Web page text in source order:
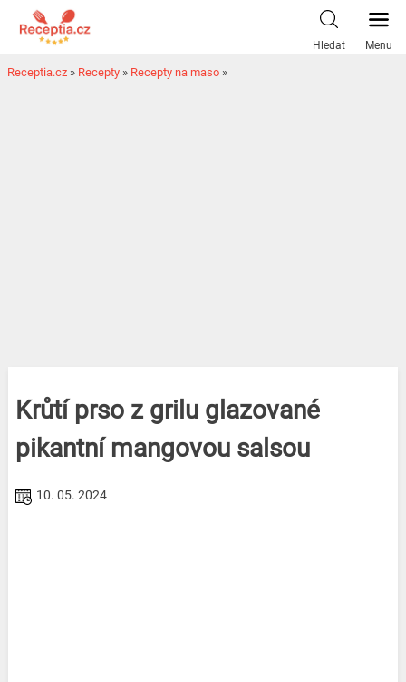
Hledat Menu
Receptia.cz » Recepty » Recepty na maso »
Krůtí prso z grilu glazované
pikantní mangovou salsou
10. 05. 2024